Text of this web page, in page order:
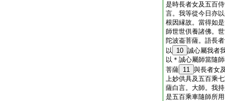
是時長者女及五百
言。我等從今日亦
根因縁故。當得如
師世世供養諸佛。
陀波崙菩薩。語長
以
10 誠心屬我者
以＊誠心屬師當隨
菩薩 11 與長者女
上妙供具及五百乘
薩白言。大師。我
是五百乘車隨師所